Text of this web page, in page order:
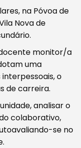
na Póvoa de
Nova de
monitor/a
uma
o
de carreira.
analisar o
colaborativo,
se no